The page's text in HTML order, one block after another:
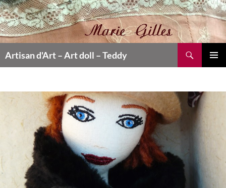
Artisan d'Art– Art doll – Teddy